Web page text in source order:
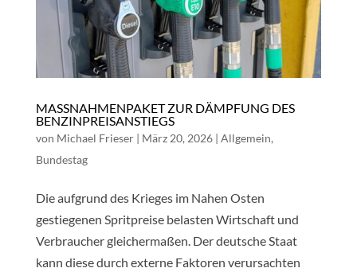
MASSNAHMENPAKET ZUR DÄMPFUNG DES B
ENZINPREISANSTIEGS
von Michael Frieser| März 20, 2026| Allgemein,
Bundestag
Die aufgrund des Krieges im Nahen Osten
gestiegenen Spritpreise belasten Wirtschaft und
Verbraucher gleichermaßen. Der deutsche Staat
kann diese durch externe Faktoren verursachten